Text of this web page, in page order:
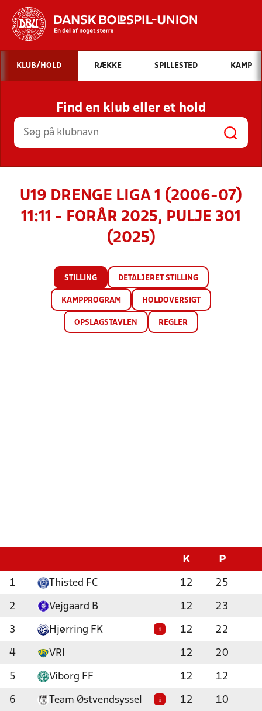
Hvad vil du søge efter?
INDHOLD OG NYHEDER
STILLINGER, RESULTATER, KLUBBER OG
HOLD
KLUB/HOLD RÆKKE SPILLESTED KAMP
Find en klub eller et hold
U19 DRENGE LIGA 1 (2006-07)
11:11 - FORÅR 2025, PULJE 301
(2025)
STILLING DETALJERET STILLING
KAMPPROGRAM HOLDOVERSIGT
OPSLAGSTAVLEN REGLER
K P
1 Thisted FC 12 25
2 Vejgaard B 12 23
3 Hjørring FK i 12 22
4 VRI 12 20
5 Viborg FF 12 12
6 Team Østvendsyssel i 12 10